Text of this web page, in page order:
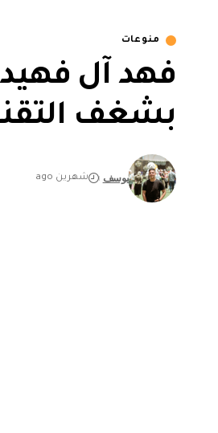
منوعات
فهد آل
بشغف
يوسف شهرين ago